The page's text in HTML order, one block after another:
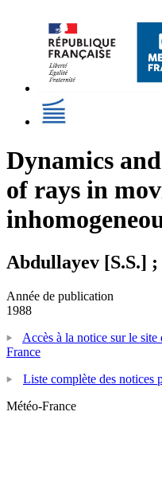
Dynamics
of rays in
Abdullayev [S.S.]
Année de publication
1988
Accès à la notice sur le
France
Liste complète des notices
Météo-France